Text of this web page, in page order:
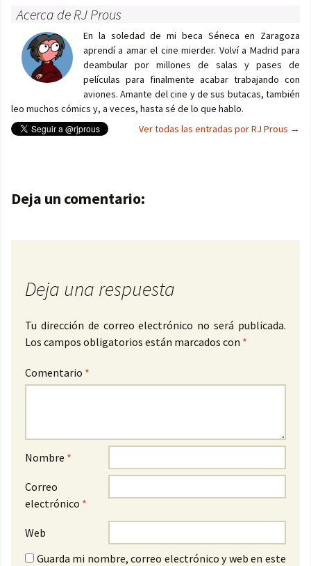
Acerca de RJ Prous
En la soledad de mi beca Séneca en Zaragoza
aprendí a amar el cine mierder. Volví a Madrid para
deambular por millones de salas y pases de
películas para finalmente acabar trabajando con
aviones. Amante del cine y de sus butacas, también
leo muchos cómics y, a veces, hasta sé de lo que hablo.
Ver todas las entradas por RJ Prous →
Navegación de entradas
Deja un comentario:
Deja una respuesta
Tu dirección de correo electrónico no será publicada.
Los campos obligatorios están marcados con *
Comentario *
Nombre *
Correo
electrónico *
Web
Guarda mi nombre, correo electrónico y web en este